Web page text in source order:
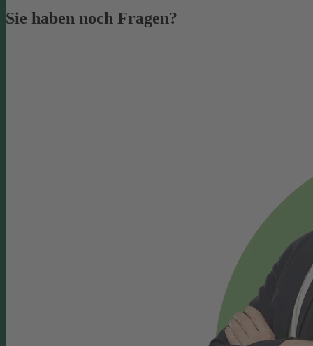
Sie haben noch Fragen?